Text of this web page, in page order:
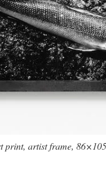
print, artist frame,